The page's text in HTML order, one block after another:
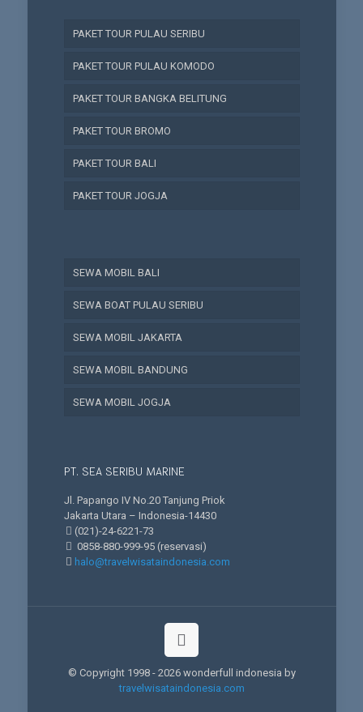
PAKET TOUR PULAU SERIBU
PAKET TOUR PULAU KOMODO
PAKET TOUR BANGKA BELITUNG
PAKET TOUR BROMO
PAKET TOUR BALI
PAKET TOUR JOGJA
SEWA MOBIL BALI
SEWA BOAT PULAU SERIBU
SEWA MOBIL JAKARTA
SEWA MOBIL BANDUNG
SEWA MOBIL JOGJA
PT. SEA SERIBU MARINE
Jl. Papango IV No.20 Tanjung Priok
Jakarta Utara – Indonesia-14430
(021)-24-6221-73
0858-880-999-95(reservasi)
halo@travelwisataindonesia.com
© Copyright 1998 - 2026 wonderfull indonesia by
travelwisataindonesia.com